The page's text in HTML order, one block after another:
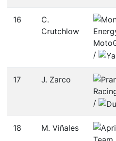
16
C.
Crutchlow
/­
17 J. Zarco
/­
18 M. Viñales